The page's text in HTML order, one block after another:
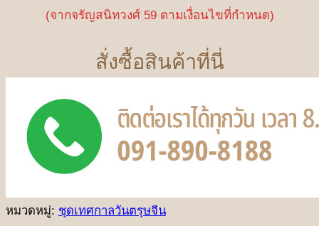
(จากจรัญสนิทวงศ์ 59 ตามเงื่อนไขที่กำหนด)
สั่งซื้อสินค้าที่นี่
หมวดหมู่: ชุดเทศกาลวันตรุษจีน